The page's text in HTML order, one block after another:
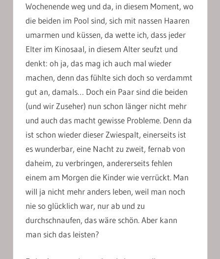
Wochenende weg und da, in diesem Moment, wo
die beiden im Pool sind, sich mit nassen Haaren
umarmen und küssen, da wette ich, dass jeder
Elter im Kinosaal, in diesem Alter seufzt und
denkt: oh ja, das mag ich auch mal wieder
machen, denn das fühlte sich doch so verdammt
gut an, damals… Doch ein Paar sind die beiden
(und wir Zuseher) nun schon länger nicht mehr
und auch das macht gewisse Probleme. Denn da
ist schon wieder dieser Zwiespalt, einerseits ist
es wunderbar, eine Nacht zu zweit, fernab von
daheim, zu verbringen, andererseits fehlen
einem am Morgen die Kinder wie verrückt. Man
will ja nicht mehr anders leben, weil man noch
nie so glücklich war, nur ab und zu
durchschnaufen, das wäre schön. Aber kann
man sich das leisten?